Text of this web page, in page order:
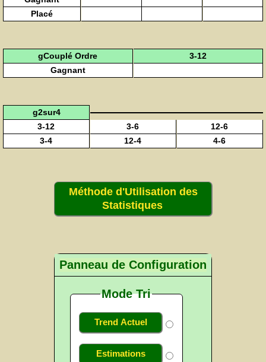
Placé
gCouplé Ordre
3-12
Gagnant
g2sur4
3-12
3-6
12-6
3-4
12-4 4-6
Méthode d'Utilisation des
Statistiques
Panneau de Configuration
Mode Tri
Trend Actuel
Estimations